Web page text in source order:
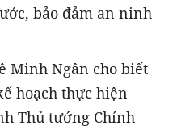
bảo đảm an ninh
Minh Ngân cho biết
hoạch thực hiện
Thủ tướng Chính